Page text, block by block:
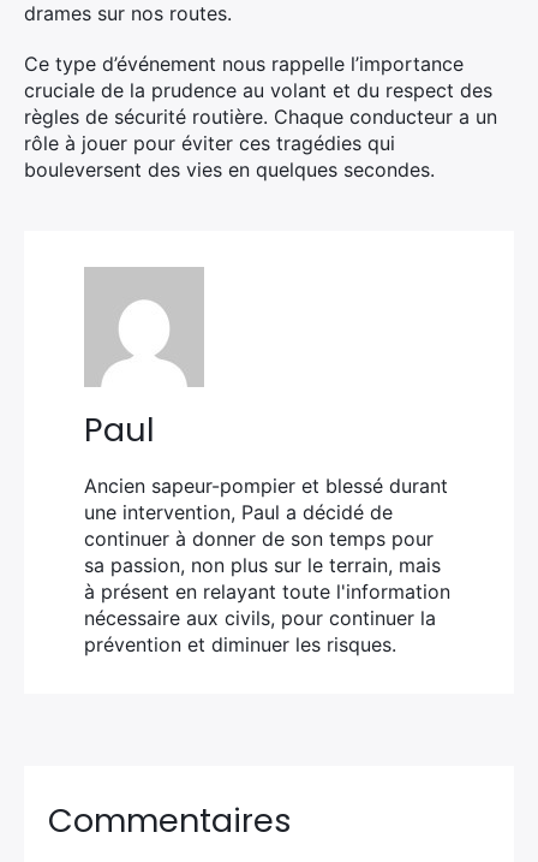
drames sur nos routes.
Ce type d’événement nous rappelle l’importance
cruciale de la prudence au volant et du respect des
règles de sécurité routière. Chaque conducteur a un
rôle à jouer pour éviter ces tragédies qui
bouleversent des vies en quelques secondes.
Paul
Ancien sapeur-pompier et blessé durant
une intervention, Paul a décidé de
continuer à donner de son temps pour
sa passion, non plus sur le terrain, mais
à présent en relayant toute l'information
nécessaire aux civils, pour continuer la
prévention et diminuer les risques.
Commentaires